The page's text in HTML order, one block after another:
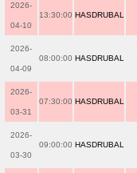
2026-
04-10
13:30:00 HASDRUBAL
2026-
04-09
08:00:00 HASDRUBAL
2026-
03-31
07:30:00 HASDRUBAL
2026-
03-30
09:00:00 HASDRUBAL